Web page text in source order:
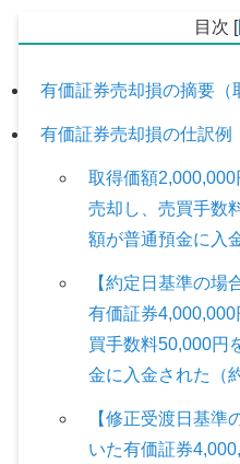
目次 [
有価証券売却損の摘要（
有価証券売却損の仕訳例
取得価額
売却し、売買手数
額が普通預金に入
【約定日基準の場
有価証券
買手数料50,000円
金に入金された（
【修正受渡日基準
いた有価証券